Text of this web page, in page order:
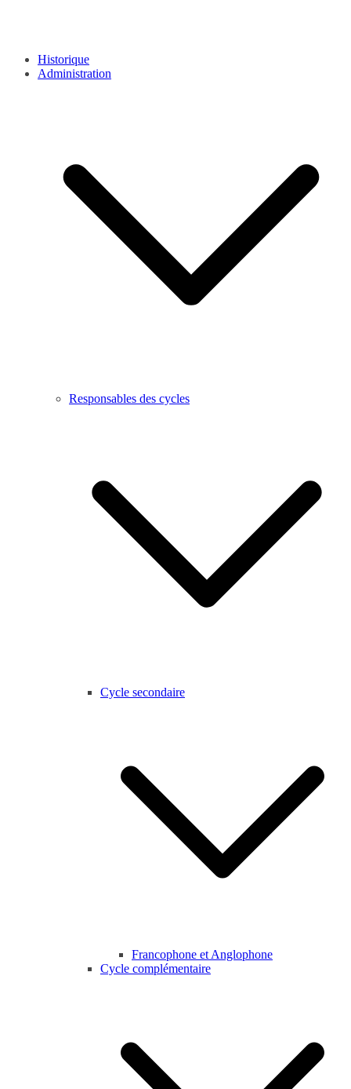
Historique
Administration
Responsables des cycles
Cycle secondaire
Francophone et Anglophone
Cycle complémentaire